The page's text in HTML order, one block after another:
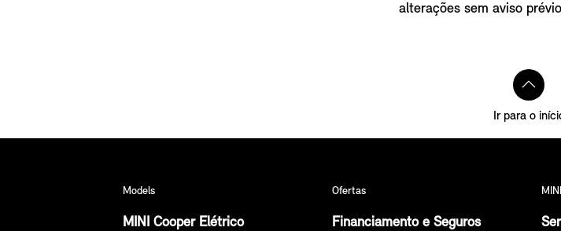
alterações sem aviso
Ir para o
Models
MINI Cooper Elétrico
Ofertas
Financiamento e Seguros